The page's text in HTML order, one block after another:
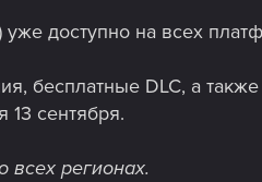
доступно на всех
бесплатные DLC, а
13 сентября.
всех регионах.